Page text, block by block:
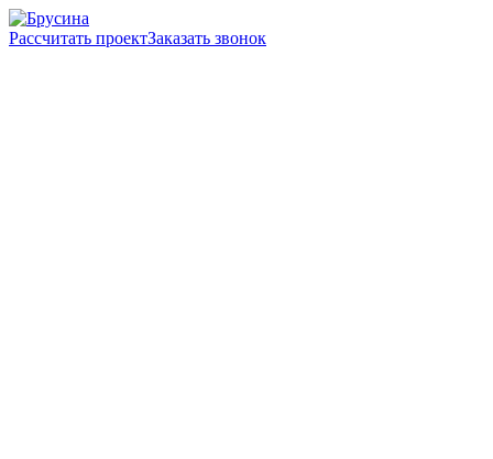
Рассчитать проектЗаказать звонок